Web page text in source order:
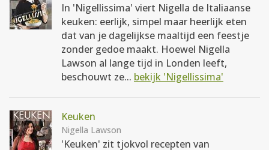
In 'Nigellissima' viert Nigella de Italiaanse
keuken: eerlijk, simpel maar heerlijk eten
dat van je dagelijkse maaltijd een feestje
zonder gedoe maakt. Hoewel Nigella
Lawson al lange tijd in Londen leeft,
beschouwt ze... bekijk 'Nigellissima'
Keuken
Nigella Lawson
'Keuken' zit tjokvol recepten van